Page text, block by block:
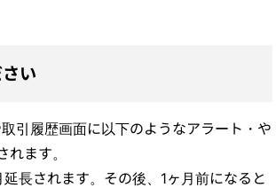
い
引履歴画面に以下のようなアラート・や
ます。
長されます。その後、1ヶ月前になると